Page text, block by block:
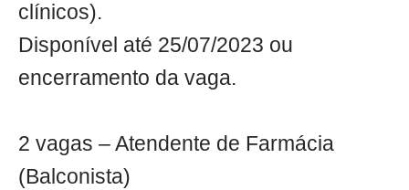
clínicos).
Disponível até 25/07/2023 ou
encerramento da vaga.
2 vagas – Atendente de Farmácia
(Balconista)